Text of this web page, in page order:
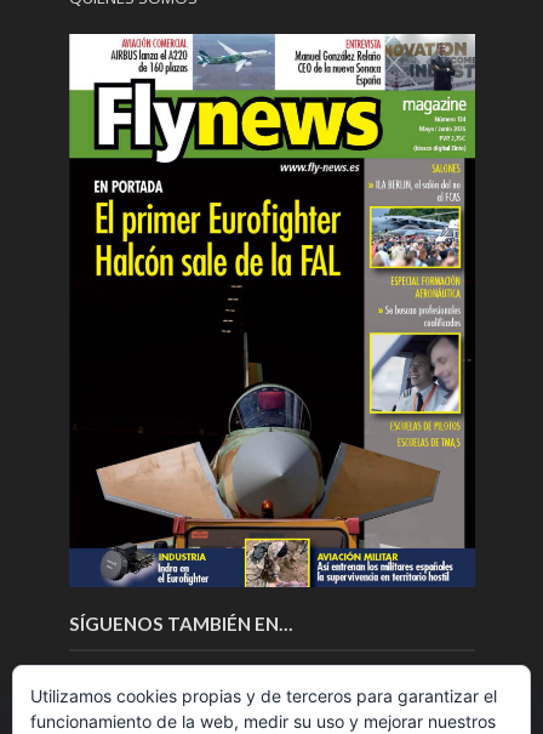
SÍGUENOS TAMBIÉN EN…
Utilizamos cookies propias y de terceros para garantizar el
funcionamiento de la web, medir su uso y mejorar nuestros